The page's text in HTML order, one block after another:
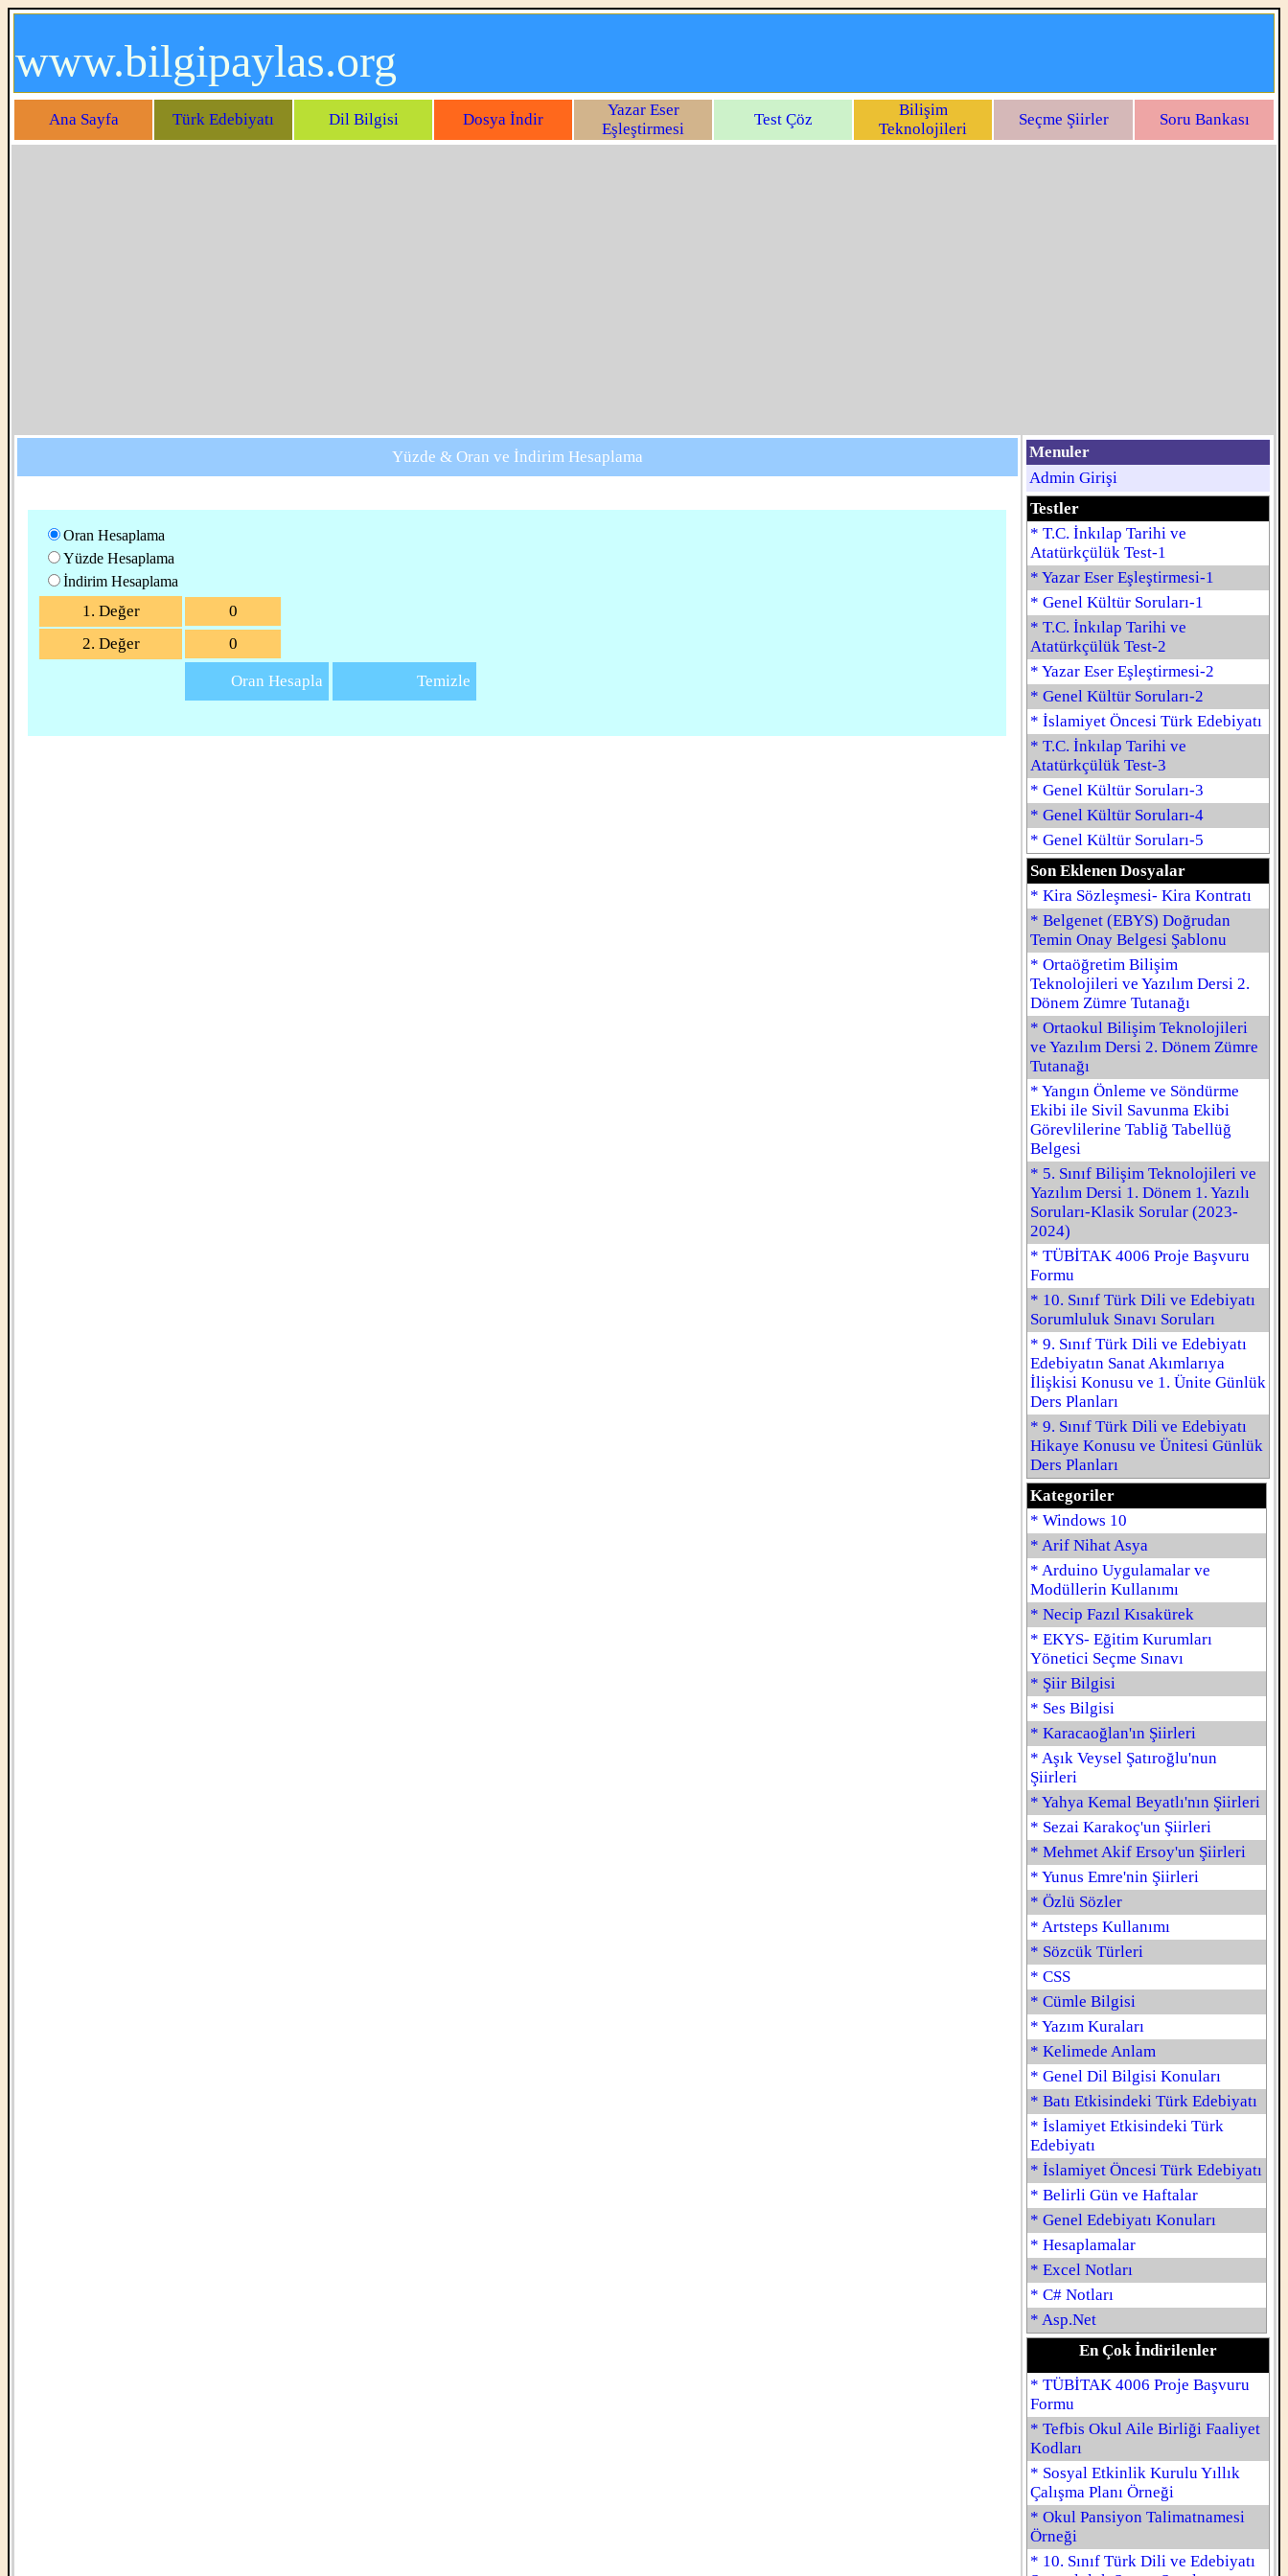
www.bilgipaylas.org
Ana Sayfa Türk Edebiyatı Dil Bilgisi Dosya İndir
Yazar Eser
Eşleştirmesi
Test Çöz
Bilişim
Teknolojileri
Seçme Şiirler Soru Bankası
Yüzde & Oran ve İndirim Hesaplama
Oran Hesaplama
Yüzde Hesaplama
İndirim Hesaplama
1. Değer
2. Değer
Menuler
Admin Girişi
Testler
* T.C. İnkılap Tarihi ve
Atatürkçülük Test-1
* Yazar Eser Eşleştirmesi-1
* Genel Kültür Soruları-1
* T.C. İnkılap Tarihi ve
Atatürkçülük Test-2
* Yazar Eser Eşleştirmesi-2
* Genel Kültür Soruları-2
* İslamiyet Öncesi Türk Edebiyatı
* T.C. İnkılap Tarihi ve
Atatürkçülük Test-3
* Genel Kültür Soruları-3
* Genel Kültür Soruları-4
* Genel Kültür Soruları-5
Son Eklenen Dosyalar
* Kira Sözleşmesi- Kira Kontratı
* Belgenet (EBYS) Doğrudan
Temin Onay Belgesi Şablonu
* Ortaöğretim Bilişim
Teknolojileri ve Yazılım Dersi 2.
Dönem Zümre Tutanağı
* Ortaokul Bilişim Teknolojileri
ve Yazılım Dersi 2. Dönem Zümre
Tutanağı
* Yangın Önleme ve Söndürme
Ekibi ile Sivil Savunma Ekibi
Görevlilerine Tabliğ Tabellüğ
Belgesi
* 5. Sınıf Bilişim Teknolojileri ve
Yazılım Dersi 1. Dönem 1. Yazılı
Soruları-Klasik Sorular (2023-
2024)
* TÜBİTAK 4006 Proje Başvuru
Formu
* 10. Sınıf Türk Dili ve Edebiyatı
Sorumluluk Sınavı Soruları
* 9. Sınıf Türk Dili ve Edebiyatı
Edebiyatın Sanat Akımlarıya
İlişkisi Konusu ve 1. Ünite Günlük
Ders Planları
* 9. Sınıf Türk Dili ve Edebiyatı
Hikaye Konusu ve Ünitesi Günlük
Ders Planları
Kategoriler
* Windows 10
* Arif Nihat Asya
* Arduino Uygulamalar ve
Modüllerin Kullanımı
* Necip Fazıl Kısakürek
* EKYS- Eğitim Kurumları
Yönetici Seçme Sınavı
* Şiir Bilgisi
* Ses Bilgisi
* Karacaoğlan'ın Şiirleri
* Aşık Veysel Şatıroğlu'nun
Şiirleri
* Yahya Kemal Beyatlı'nın Şiirleri
* Sezai Karakoç'un Şiirleri
* Mehmet Akif Ersoy'un Şiirleri
* Yunus Emre'nin Şiirleri
* Özlü Sözler
* Artsteps Kullanımı
* Sözcük Türleri
* CSS
* Cümle Bilgisi
* Yazım Kuraları
* Kelimede Anlam
* Genel Dil Bilgisi Konuları
* Batı Etkisindeki Türk Edebiyatı
* İslamiyet Etkisindeki Türk
Edebiyatı
* İslamiyet Öncesi Türk Edebiyatı
* Belirli Gün ve Haftalar
* Genel Edebiyatı Konuları
* Hesaplamalar
* Excel Notları
* C# Notları
* Asp.Net
En Çok İndirilenler
* TÜBİTAK 4006 Proje Başvuru
Formu
* Tefbis Okul Aile Birliği Faaliyet
Kodları
* Sosyal Etkinlik Kurulu Yıllık
Çalışma Planı Örneği
* Okul Pansiyon Talimatnamesi
Örneği
* 10. Sınıf Türk Dili ve Edebiyatı